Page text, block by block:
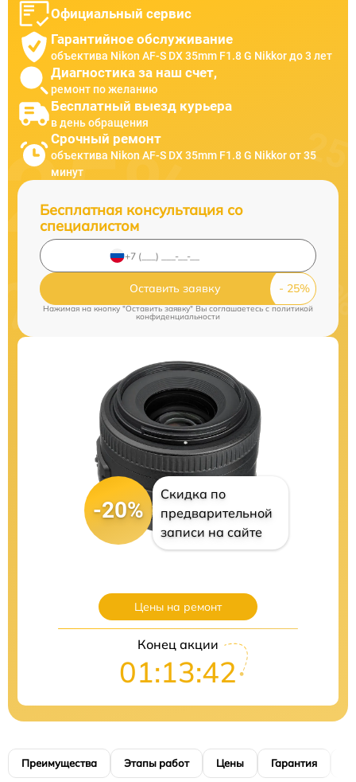
Официальный сервис
Гарантийное обслуживание
объектива Nikon AF-S DX 35mm F1.8 G Nikkor до 3 лет
Диагностика за наш счет,
ремонт по желанию
Бесплатный выезд курьера
в день обращения
Срочный ремонт
объектива Nikon AF-S DX 35mm F1.8 G Nikkor от 35
минут
Бесплатная консультация со
специалистом
Оставить заявку
Нажимая на кнопку "Оставить заявку" Вы соглашаетесь cполитикой
конфиденциальности
-20%
Скидка по
предварительной
записи на сайте
Цены на ремонт
Конец акции
01:13:41
Преимущества Этапы работ Цены Гарантия